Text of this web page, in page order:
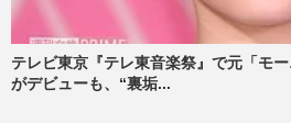
テレビ東京『テレ東音楽祭』で元「モ
がデビューも、“裏垢...